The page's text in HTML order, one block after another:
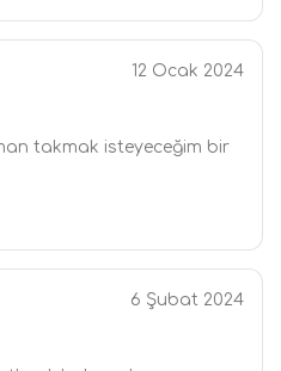
12 Ocak 2024
takmak isteyeceğim bir
6 Şubat 2024